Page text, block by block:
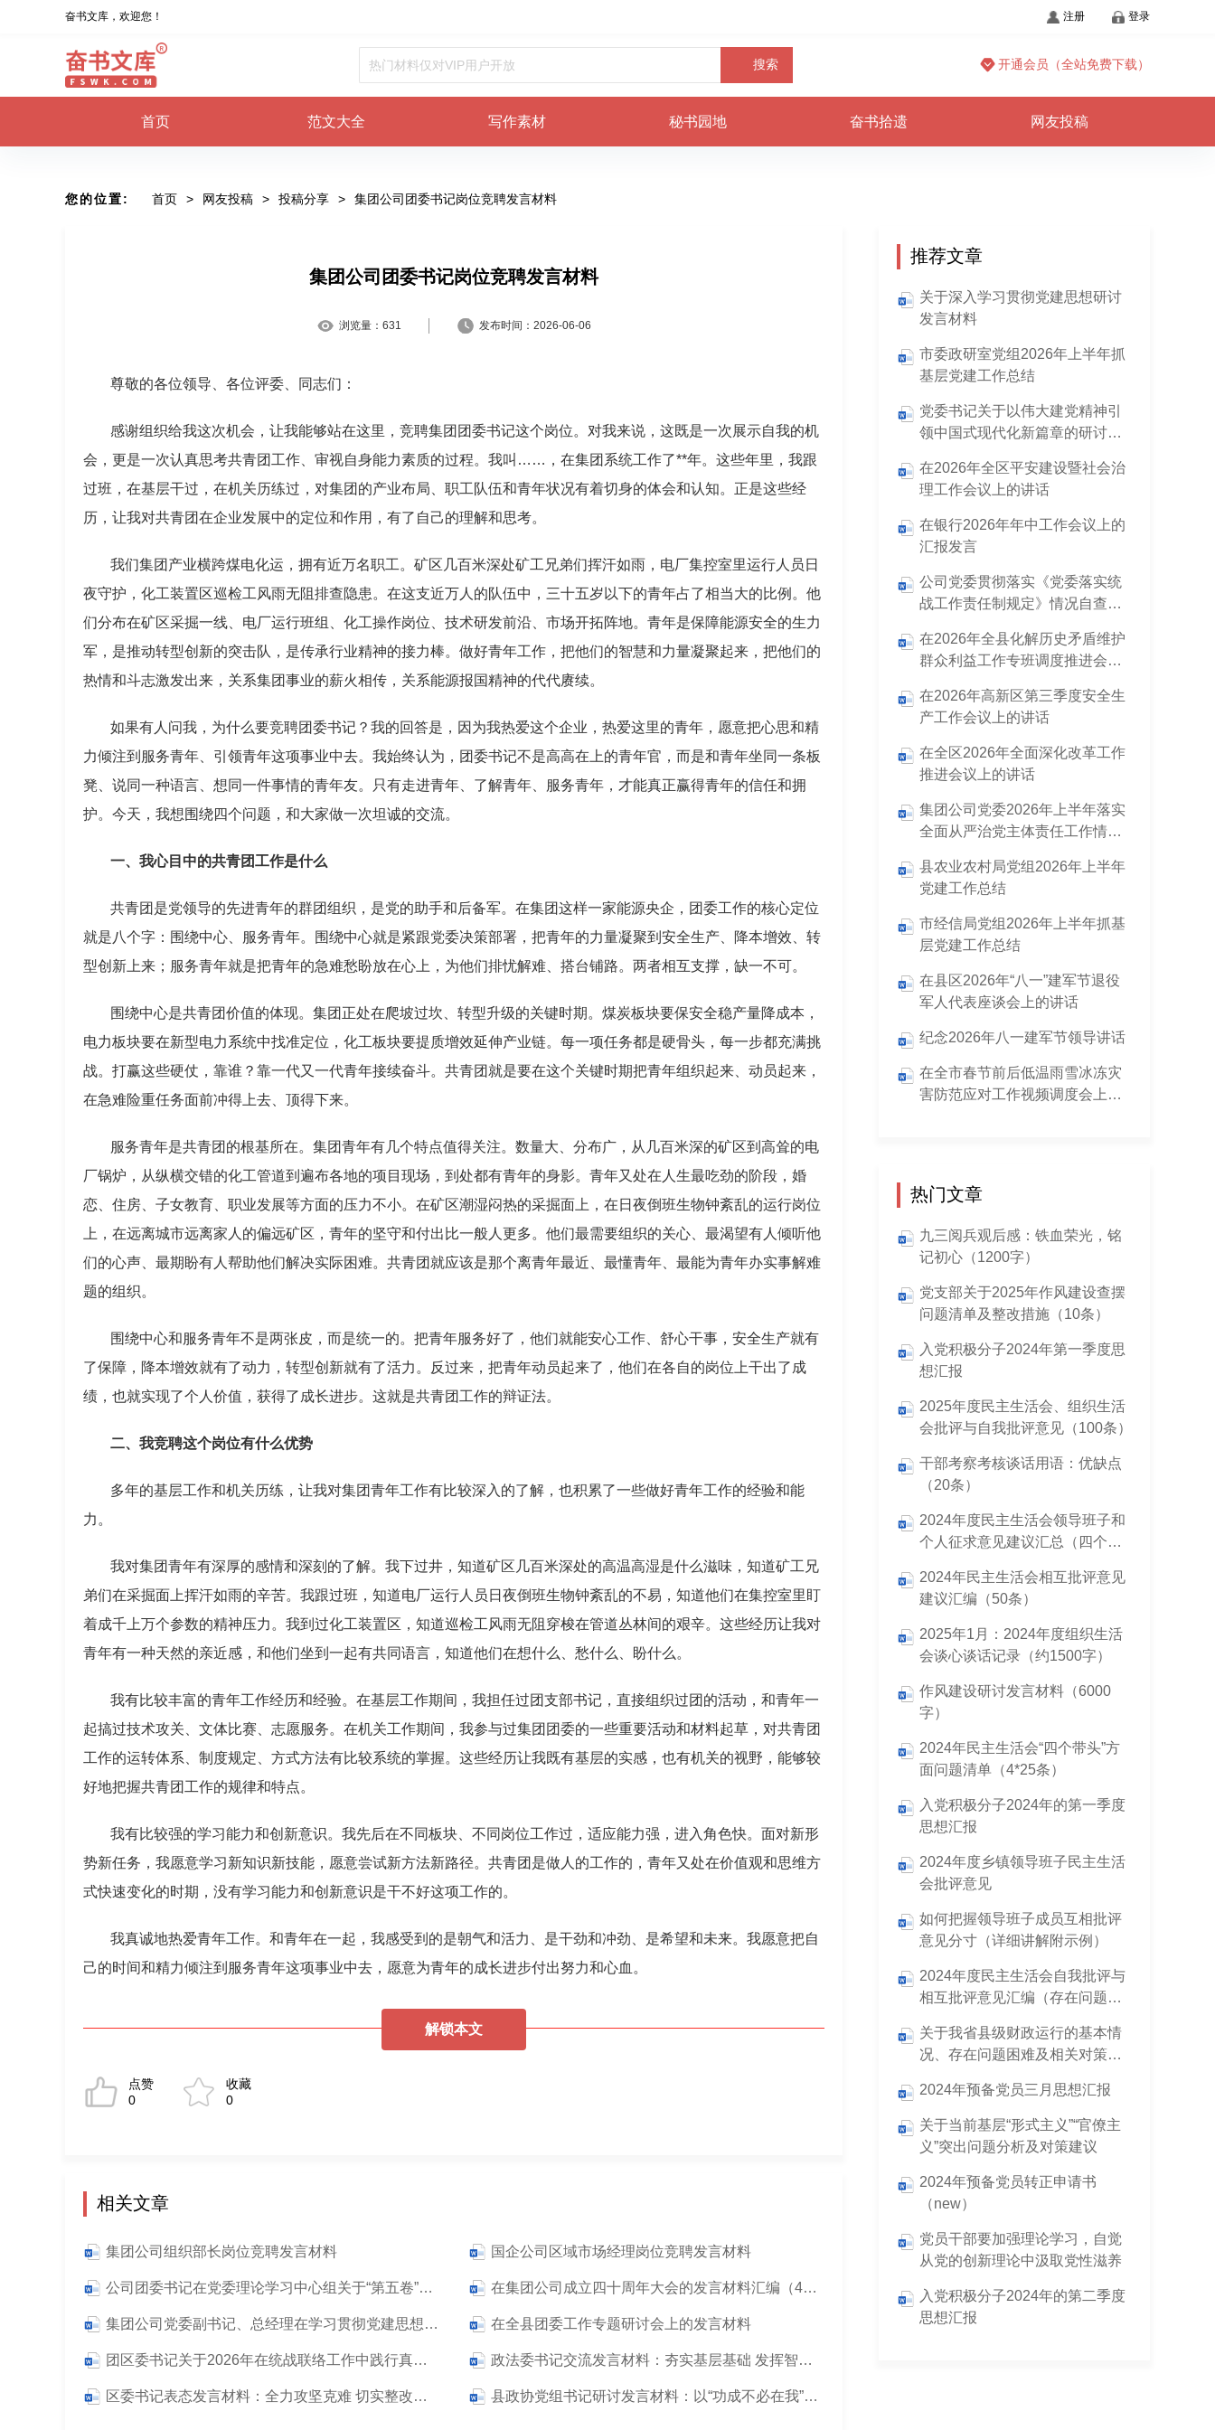
奋书文库，欢迎您！ 注册 登录
搜索 开通会员（全站免费下载）
首页 范文大全 写作素材 秘书园地 奋书拾遗 网友投稿
您的位置: 首页 > 网友投稿 > 投稿分享 > 集团公司团委书记岗位竞聘发言材料
集团公司团委书记岗位竞聘发言材料
浏览量： 631 发布时间： 2026-06-06
尊敬的各位领导、各位评委、同志们：
感谢组织给我这次机会，让我能够站在这里，竞聘集团团委书记这个岗位。对我来说，这既是一次展示自我的机
会，更是一次认真思考共青团工作、审视自身能力素质的过程。我叫……，在集团系统工作了**年。这些年里，我跟
过班，在基层干过，在机关历练过，对集团的产业布局、职工队伍和青年状况有着切身的体会和认知。正是这些经
历，让我对共青团在企业发展中的定位和作用，有了自己的理解和思考。
我们集团产业横跨煤电化运，拥有近万名职工。矿区几百米深处矿工兄弟们挥汗如雨，电厂集控室里运行人员日
夜守护，化工装置区巡检工风雨无阻排查隐患。在这支近万人的队伍中，三十五岁以下的青年占了相当大的比例。他
们分布在矿区采掘一线、电厂运行班组、化工操作岗位、技术研发前沿、市场开拓阵地。青年是保障能源安全的生力
军，是推动转型创新的突击队，是传承行业精神的接力棒。做好青年工作，把他们的智慧和力量凝聚起来，把他们的
热情和斗志激发出来，关系集团事业的薪火相传，关系能源报国精神的代代赓续。
如果有人问我，为什么要竞聘团委书记？我的回答是，因为我热爱这个企业，热爱这里的青年，愿意把心思和精
力倾注到服务青年、引领青年这项事业中去。我始终认为，团委书记不是高高在上的青年官，而是和青年坐同一条板
凳、说同一种语言、想同一件事情的青年友。只有走进青年、了解青年、服务青年，才能真正赢得青年的信任和拥
护。今天，我想围绕四个问题，和大家做一次坦诚的交流。
一、我心目中的共青团工作是什么
共青团是党领导的先进青年的群团组织，是党的助手和后备军。在集团这样一家能源央企，团委工作的核心定位
就是八个字：围绕中心、服务青年。围绕中心就是紧跟党委决策部署，把青年的力量凝聚到安全生产、降本增效、转
型创新上来；服务青年就是把青年的急难愁盼放在心上，为他们排忧解难、搭台铺路。两者相互支撑，缺一不可。
围绕中心是共青团价值的体现。集团正处在爬坡过坎、转型升级的关键时期。煤炭板块要保安全稳产量降成本，
电力板块要在新型电力系统中找准定位，化工板块要提质增效延伸产业链。每一项任务都是硬骨头，每一步都充满挑
战。打赢这些硬仗，靠谁？靠一代又一代青年接续奋斗。共青团就是要在这个关键时期把青年组织起来、动员起来，
在急难险重任务面前冲得上去、顶得下来。
服务青年是共青团的根基所在。集团青年有几个特点值得关注。数量大、分布广，从几百米深的矿区到高耸的电
厂锅炉，从纵横交错的化工管道到遍布各地的项目现场，到处都有青年的身影。青年又处在人生最吃劲的阶段，婚
恋、住房、子女教育、职业发展等方面的压力不小。在矿区潮湿闷热的采掘面上，在日夜倒班生物钟紊乱的运行岗位
上，在远离城市远离家人的偏远矿区，青年的坚守和付出比一般人更多。他们最需要组织的关心、最渴望有人倾听他
们的心声、最期盼有人帮助他们解决实际困难。共青团就应该是那个离青年最近、最懂青年、最能为青年办实事解难
题的组织。
围绕中心和服务青年不是两张皮，而是统一的。把青年服务好了，他们就能安心工作、舒心干事，安全生产就有
了保障，降本增效就有了动力，转型创新就有了活力。反过来，把青年动员起来了，他们在各自的岗位上干出了成
绩，也就实现了个人价值，获得了成长进步。这就是共青团工作的辩证法。
二、我竞聘这个岗位有什么优势
多年的基层工作和机关历练，让我对集团青年工作有比较深入的了解，也积累了一些做好青年工作的经验和能
力。
我对集团青年有深厚的感情和深刻的了解。我下过井，知道矿区几百米深处的高温高湿是什么滋味，知道矿工兄
弟们在采掘面上挥汗如雨的辛苦。我跟过班，知道电厂运行人员日夜倒班生物钟紊乱的不易，知道他们在集控室里盯
着成千上万个参数的精神压力。我到过化工装置区，知道巡检工风雨无阻穿梭在管道丛林间的艰辛。这些经历让我对
青年有一种天然的亲近感，和他们坐到一起有共同语言，知道他们在想什么、愁什么、盼什么。
我有比较丰富的青年工作经历和经验。在基层工作期间，我担任过团支部书记，直接组织过团的活动，和青年一
起搞过技术攻关、文体比赛、志愿服务。在机关工作期间，我参与过集团团委的一些重要活动和材料起草，对共青团
工作的运转体系、制度规定、方式方法有比较系统的掌握。这些经历让我既有基层的实感，也有机关的视野，能够较
好地把握共青团工作的规律和特点。
我有比较强的学习能力和创新意识。我先后在不同板块、不同岗位工作过，适应能力强，进入角色快。面对新形
势新任务，我愿意学习新知识新技能，愿意尝试新方法新路径。共青团是做人的工作的，青年又处在价值观和思维方
式快速变化的时期，没有学习能力和创新意识是干不好这项工作的。
我真诚地热爱青年工作。和青年在一起，我感受到的是朝气和活力、是干劲和冲劲、是希望和未来。我愿意把自
己的时间和精力倾注到服务青年这项事业中去，愿意为青年的成长进步付出努力和心血。
解锁本文
点赞
0
收藏
0
相关文章
集团公司组织部长岗位竞聘发言材料 国企公司区域市场经理岗位竞聘发言材料
公司团委书记在党委理论学习中心组关于“第五卷”重点交流发言材料 在集团公司成立四十周年大会的发言材料汇编（4篇）
集团公司党委副书记、总经理在学习贯彻党建思想研讨会上的发言 在全县团委工作专题研讨会上的发言材料
团区委书记关于2026年在统战联络工作中践行真抓实干的研讨发言材料 政法委书记交流发言材料：夯实基层基础 发挥智治支撑 推动区域社会治理现代化走深走实
区委书记表态发言材料：全力攻坚克难 切实整改提升 坚决打赢碧水保卫战 县政协党组书记研讨发言材料：以“功成不必在我”的境界和“功成必定有我”的担当，在服务大局中书写新时代政协答卷
推荐文章
关于深入学习贯彻党建思想研讨
发言材料
市委政研室党组2026年上半年抓
基层党建工作总结
党委书记关于以伟大建党精神引
领中国式现代化新篇章的研讨发
在2026年全区平安建设暨社会治
理工作会议上的讲话
在银行2026年年中工作会议上的
汇报发言
公司党委贯彻落实《党委落实统
战工作责任制规定》情况自查报
在2026年全县化解历史矛盾维护
群众利益工作专班调度推进会议
在2026年高新区第三季度安全生
产工作会议上的讲话
在全区2026年全面深化改革工作
推进会议上的讲话
集团公司党委2026年上半年落实
全面从严治党主体责任工作情况
县农业农村局党组2026年上半年
党建工作总结
市经信局党组2026年上半年抓基
层党建工作总结
在县区2026年“八一”建军节退役
军人代表座谈会上的讲话
纪念2026年八一建军节领导讲话
在全市春节前后低温雨雪冰冻灾
害防范应对工作视频调度会上的
热门文章
九三阅兵观后感：铁血荣光，铭
记初心（1200字）
党支部关于2025年作风建设查摆
问题清单及整改措施（10条）
入党积极分子2024年第一季度思
想汇报
2025年度民主生活会、组织生活
会批评与自我批评意见（100条）
干部考察考核谈话用语：优缺点
（20条）
2024年度民主生活会领导班子和
个人征求意见建议汇总（四个带
2024年民主生活会相互批评意见
建议汇编（50条）
2025年1月：2024年度组织生活
会谈心谈话记录（约1500字）
作风建设研讨发言材料（6000
字）
2024年民主生活会“四个带头”方
面问题清单（4*25条）
入党积极分子2024年的第一季度
思想汇报
2024年度乡镇领导班子民主生活
会批评意见
如何把握领导班子成员互相批评
意见分寸（详细讲解附示例）
2024年度民主生活会自我批评与
相互批评意见汇编（存在问题及
关于我省县级财政运行的基本情
况、存在问题困难及相关对策建
2024年预备党员三月思想汇报
关于当前基层“形式主义”“官僚主
义”突出问题分析及对策建议
2024年预备党员转正申请书
（new）
党员干部要加强理论学习，自觉
从党的创新理论中汲取党性滋养
入党积极分子2024年的第二季度
思想汇报